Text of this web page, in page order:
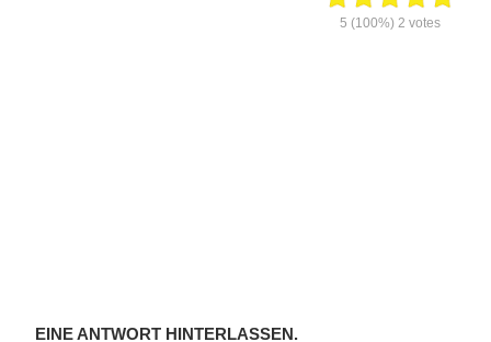
5 (100%) 2 votes
EINE ANTWORT HINTERLASSEN.